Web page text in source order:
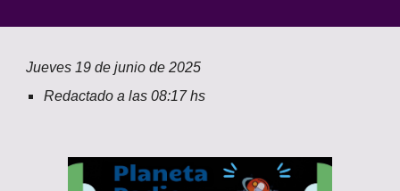
Jueves 19 de junio de 2025
Redactado a las08:17hs